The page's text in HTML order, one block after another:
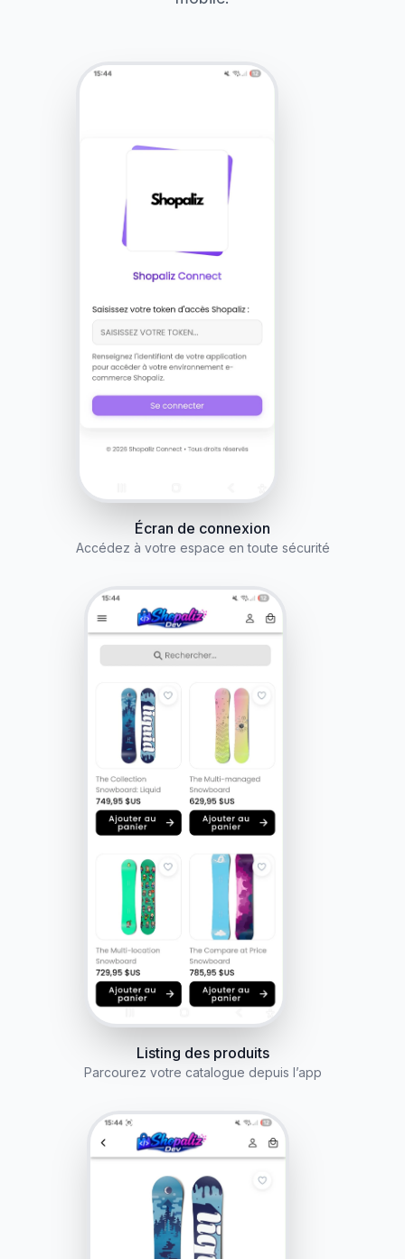
Écran de connexion
Accédez à votre espace en toute sécurité
Listing des produits
Parcourez votre catalogue depuis l’app